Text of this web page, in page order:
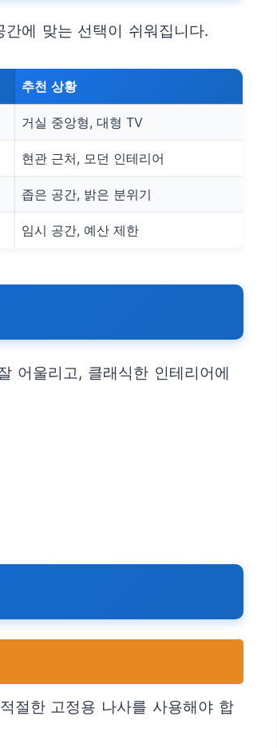
에 맞는 선택이 쉬워집니다.
추천 상황
거실 중앙형, 대형 TV
현관 근처, 모던 인테리어
좁은 공간, 밝은 분위기
임시 공간, 예산 제한
어울리고, 클래식한 인테리어에
절한 고정용 나사를 사용해야 합